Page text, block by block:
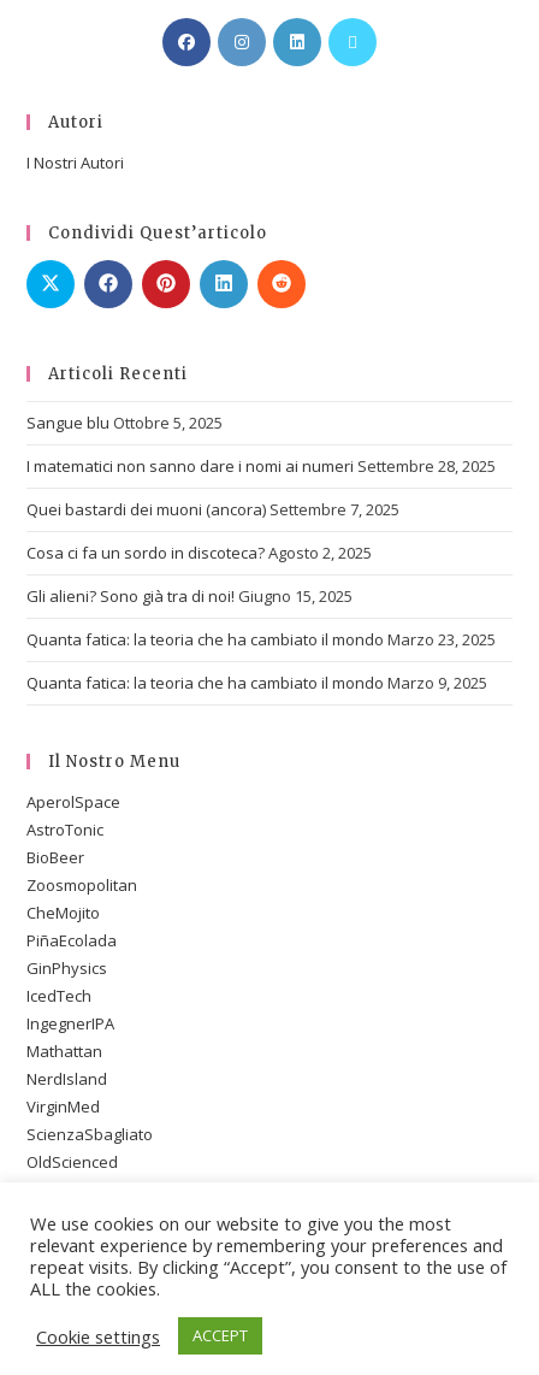
Autori
I Nostri Autori
Condividi Quest’articolo
Articoli Recenti
Sangue blu Ottobre 5, 2025
I matematici non sanno dare i nomi ai numeri Settembre 28, 2025
Quei bastardi dei muoni (ancora) Settembre 7, 2025
Cosa ci fa un sordo in discoteca?Agosto 2, 2025
Gli alieni? Sono già tra di noi! Giugno 15, 2025
Quanta fatica: la teoria che ha cambiato il mondo Marzo 23, 2025
Quanta fatica: la teoria che ha cambiato il mondo Marzo 9, 2025
Il Nostro Menu
AperolSpace
AstroTonic
BioBeer
Zoosmopolitan
CheMojito
PiñaEcolada
GinPhysics
IcedTech
IngegnerIPA
Mathattan
NerdIsland
VirginMed
ScienzaSbagliato
OldScienced
PsychoOnTheBeach
We use cookies on our website to give you the most
relevant experience by remembering your preferences and
repeat visits. By clicking “Accept”, you consent to the use of
ALL the cookies.
Cookie settings
ACCEPT